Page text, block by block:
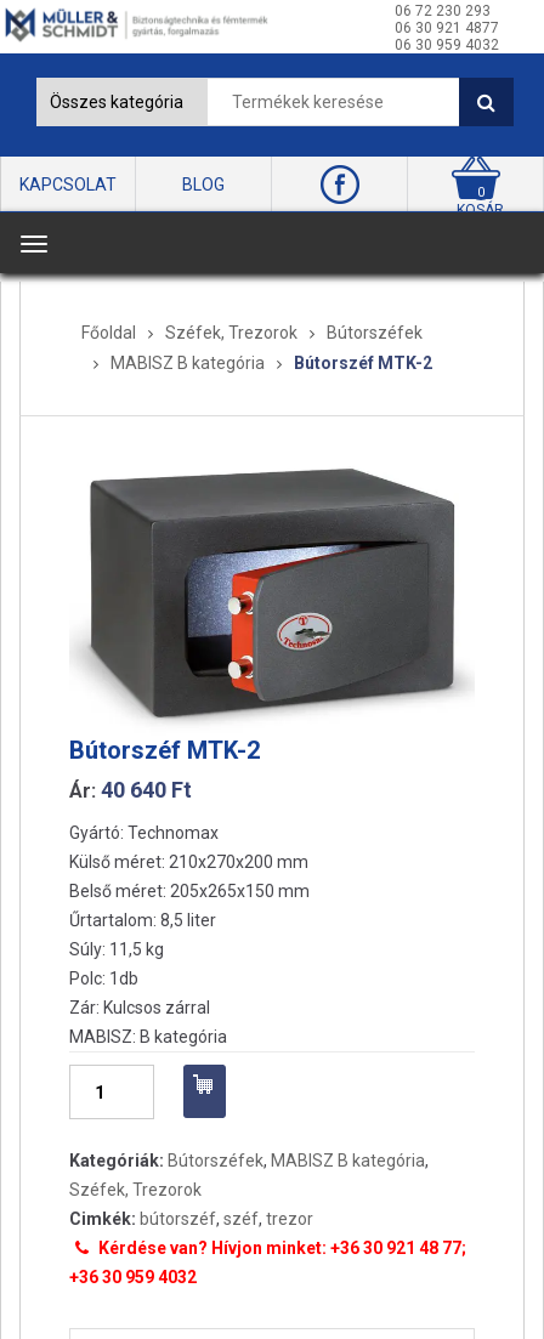
06 72 230 293
06 30 921 4877
06 30 959 4032
KAPCSOLAT BLOG 0
KOSÁR
T
o
Főoldal Széfek, Trezorok
Bútorszéfek
MABISZ B kategória
Bútorszéf MTK-2
Bútorszéf MTK-2
Ár: 40 640 Ft
Gyártó: Technomax
Külső méret: 210x270x200 mm
Belső méret: 205x265x150 mm
Űrtartalom: 8,5 liter
Súly: 11,5 kg
Polc: 1db
Zár: Kulcsos zárral
MABISZ: B kategória
mennyiség
Kategóriák: Bútorszéfek, MABISZ B kategória,
Széfek, Trezorok
Cimkék: bútorszéf, széf, trezor
Kérdése van? Hívjon minket: +36 30 921 48 77;
+36 30 959 4032